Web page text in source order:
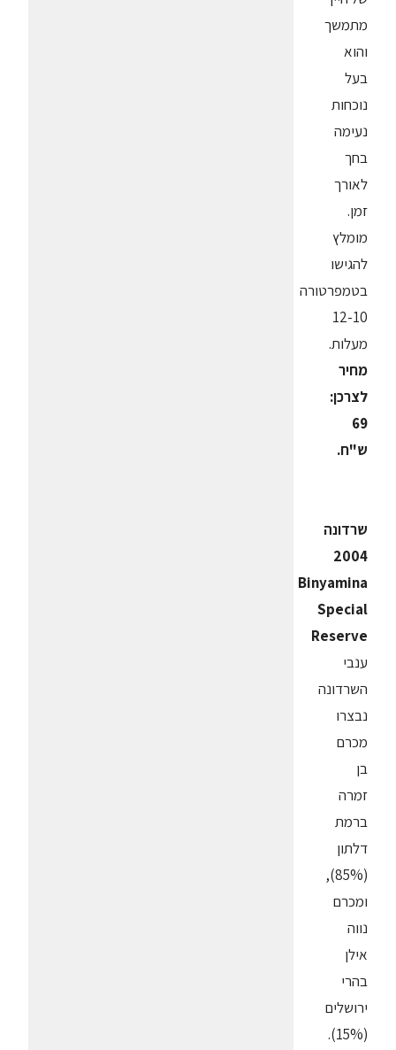
מתמשך
והוא
בעל
נוכחות
נעימה
בחך
לאורך
זמן.
מומלץ
להגישו
בטמפרטורה
12-10
מעלות.
מחיר
לצרכן:
69
ש"ח.
שרדונה
2004
Binyamina
Special
Reserve
ענבי
השרדונה
נבצרו
מכרם
בן
זמרה
ברמת
דלתון
(85%),
ומכרם
נווה
אילן
בהרי
ירושלים
(15%).